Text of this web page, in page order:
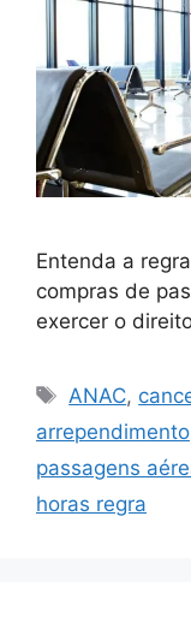
Entenda a
compras de
exercer o
Tags
ANAC,
arrependimento
passagens
horas regra